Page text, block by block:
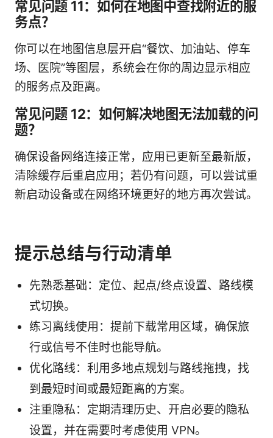
常见问题 11：如何在地图中查找附近的服
务点？
你可以在地图信息层开启“餐饮、加油站、停车
场、医院”等图层，系统会在你的周边显示相应
的服务点及距离。
常见问题 12：如何解决地图无法加载的问
题？
确保设备网络连接正常，应用已更新至最新版，
清除缓存后重启应用；若仍有问题，可以尝试重
新启动设备或在网络环境更好的地方再次尝试。
提示总结与行动清单
先熟悉基础：定位、起点/终点设置、路线模
式切换。
练习离线使用：提前下载常用区域，确保旅
行或信号不佳时也能导航。
优化路线：利用多地点规划与路线拖拽，找
到最短时间或最短距离的方案。
注重隐私：定期清理历史、开启必要的隐私
设置，并在需要时考虑使用 VPN。